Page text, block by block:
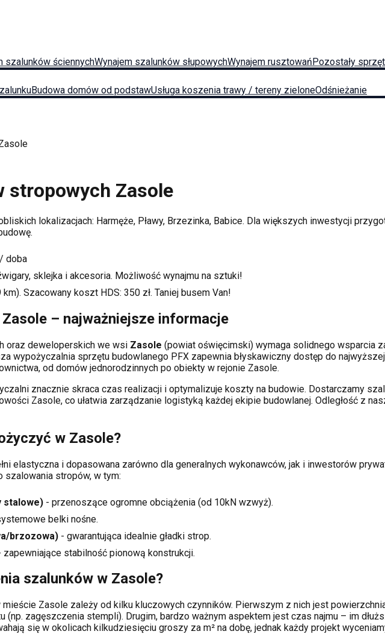
szalunków ściennychWynajem szalunków słupowychWynajem rusztowańPozostały
Budowa domów od podstawUsługa koszenia trawy / tereny zieloneOdśnieżanie
stropowych Zasole
lokalizacjach: Harmęże, Pławy, Brzezinka, Babice. Dla większych inwestycji
doba
sklejka i akcesoria. Możliwość wynajmu na sztuki!
km). Szacowany koszt HDS: 350 zł. Taniej busem Van!
Zasole – najważniejsze informacje
oraz deweloperskich we wsi Zasole (powiat oświęcimski) wymaga solidnego wsparcia
wypożyczalnia sprzętu budowlanego PFX zapewnia błyskawiczny dostęp do
od domów jednorodzinnych po obiekty w rejonie Zasole.
znacznie skraca czas realizacji i optymalizuje koszty na budowie. Dostarczamy
Zasole, co ułatwia zarządzanie logistyką każdej ekipie budowlanej. Odległość z
w Zasole?
elastyczna i dopasowana zarówno dla generalnych wykonawców, jak i inwestorów
szalowania stropów, w tym:
stalowe) - przenoszące ogromne obciążenia (od 10kN wzwyż).
belki nośne.
brzozowa) - gwarantująca idealnie gładki strop.
zapewniające stabilność pionową konstrukcji.
szalunków w Zasole?
mieście Zasole zależy od kilku kluczowych czynników. Pierwszym z nich jest
(np. zagęszczenia stempli). Drugim, bardzo ważnym aspektem jest czas najmu – im
się w okolicach kilkudziesięciu groszy za m² na dobę, jednak każdy projekt